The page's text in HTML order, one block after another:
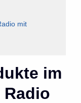
mit
im
Radio